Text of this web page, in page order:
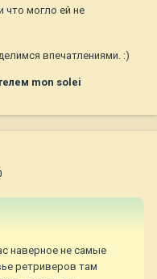
что могло ей не
впечатлениями. :)
mon solei
наверное не самые
ретриверов там